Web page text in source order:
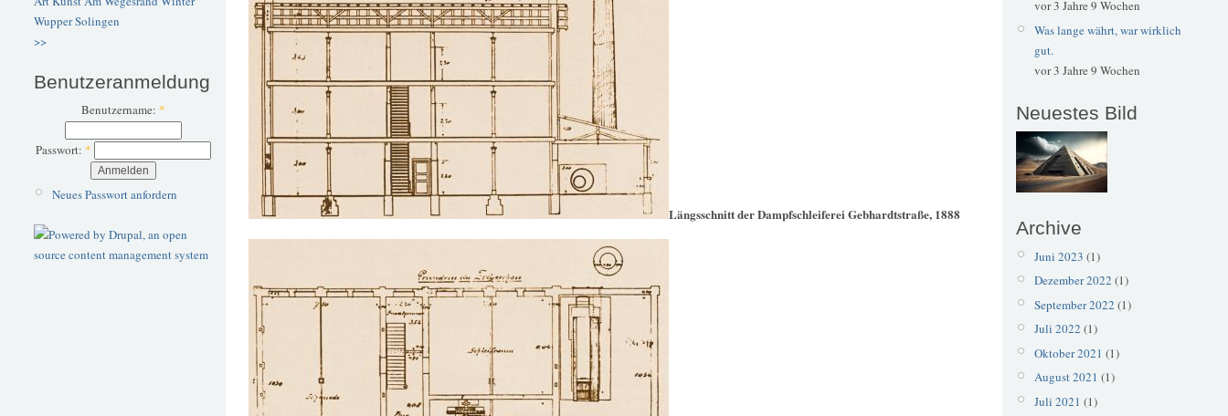
WupperSolingen
>>
Benutzeranmeldung
Benutzername: *
Passwort: *
Neues Passwort anfordern
Längsschnitt der Dampfschleiferei Gebhardtstraße, 1888
vor 3 Jahre 9 Wochen
Was lange währt, war wirklich
gut.
vor 3 Jahre 9 Wochen
Neuestes Bild
Archive
Juni 2023 (1)
Dezember 2022 (1)
September 2022 (1)
Juli 2022 (1)
Oktober 2021 (1)
August 2021 (1)
Juli 2021 (1)